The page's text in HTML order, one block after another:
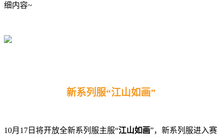
细内容~
新系列服“江山如画”
10月17日将开放全新系列服主服“江山如画”，新系列服进入赛